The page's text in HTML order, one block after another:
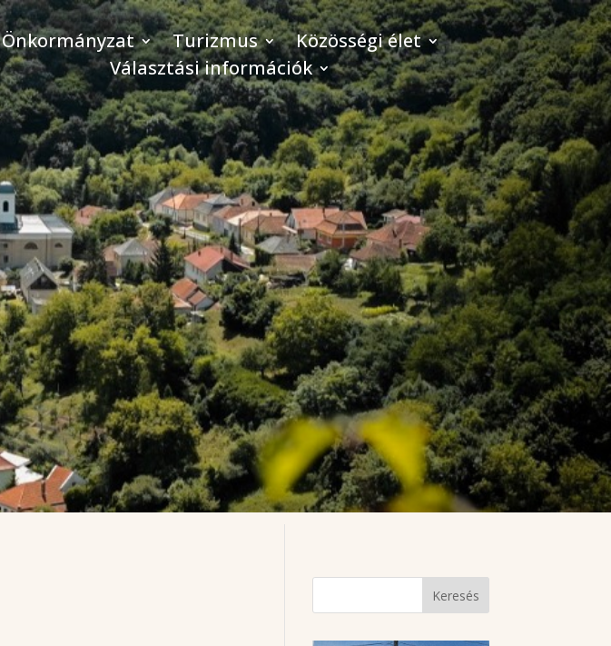
Önkormányzat Turizmus
Közösségi élet
Választási információk